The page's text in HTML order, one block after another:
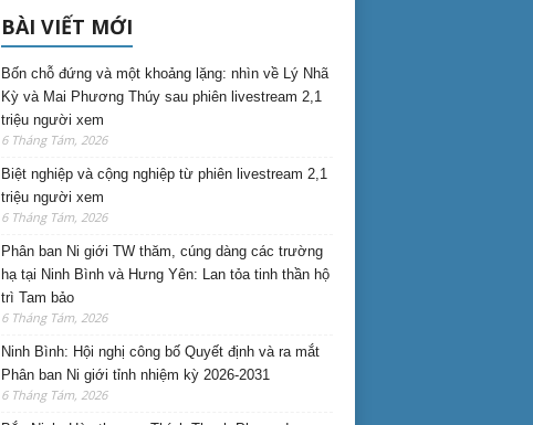
BÀI VIẾT MỚI
Bốn chỗ đứng và một khoảng lặng: nhìn về Lý Nhã
Kỳ và Mai Phương Thúy sau phiên livestream 2,1
triệu người xem
6 Tháng Tám, 2026
Biệt nghiệp và cộng nghiệp từ phiên livestream 2,1
triệu người xem
6 Tháng Tám, 2026
Phân ban Ni giới TW thăm, cúng dàng các trường
hạ tại Ninh Bình và Hưng Yên: Lan tỏa tinh thần hộ
trì Tam bảo
6 Tháng Tám, 2026
Ninh Bình: Hội nghị công bố Quyết định và ra mắt
Phân ban Ni giới tỉnh nhiệm kỳ 2026-2031
6 Tháng Tám, 2026